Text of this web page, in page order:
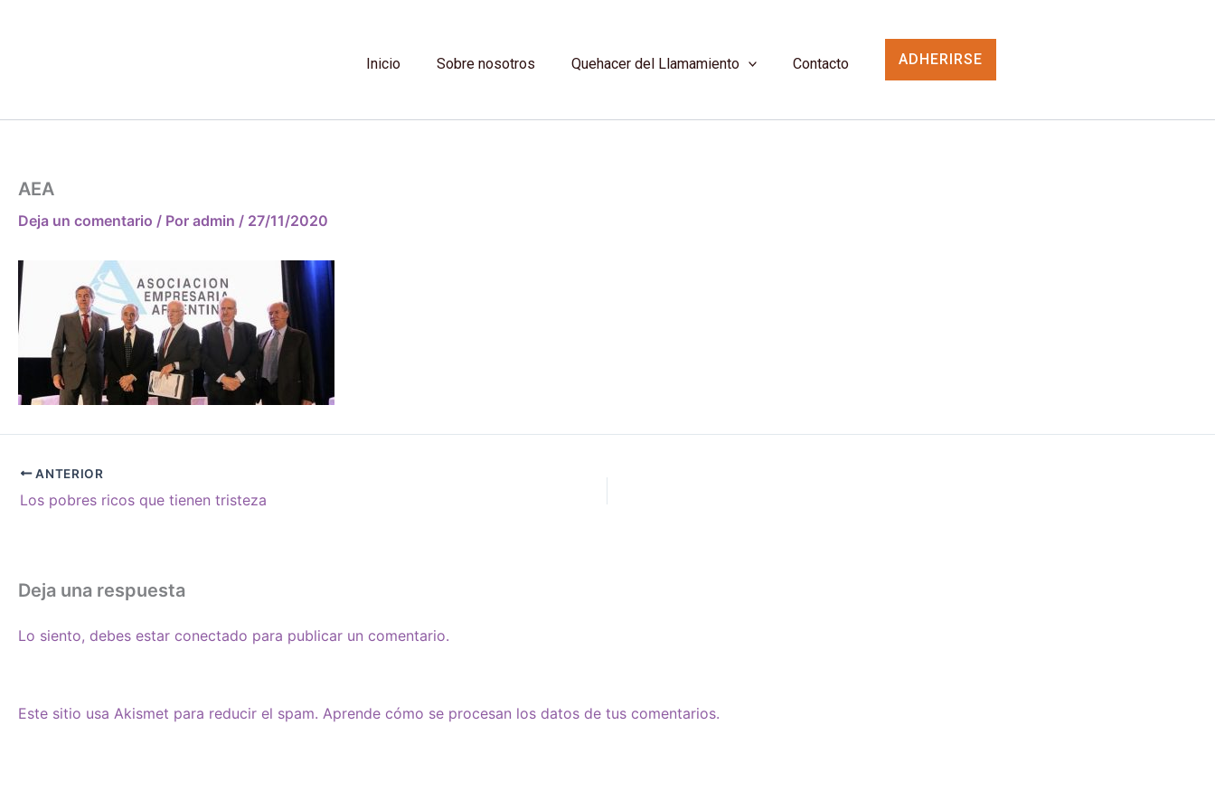
Inicio Sobre nosotros Quehacer del Llamamiento Contacto ADHERIRSE
AEA
Deja un comentario / Por admin / 27/11/2020
ANTERIOR
Los pobres ricos que tienen tristeza
Deja una respuesta
Lo siento, debes estar conectado para publicar un comentario.
Este sitio usa Akismet para reducir el spam. Aprende cómo se procesan los datos de tus comentarios.